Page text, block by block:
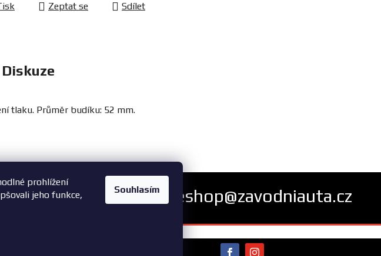
prohlížení
jeho funkce,
Souhlasím
Zeptat se Sdílet
Diskuze
tlaku. Průměr budíku: 52 mm.
785 748 eshop@zavodniauta.cz